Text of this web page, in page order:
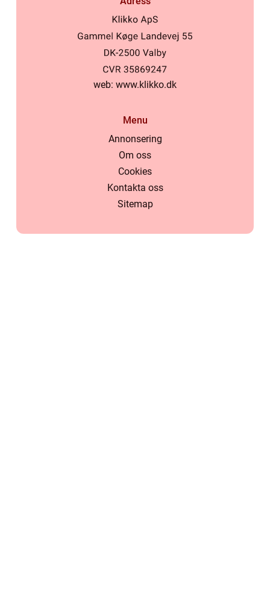
web: www.klikko.dk
Menu
Annonsering
Om oss
Cookies
Kontakta oss
Sitemap